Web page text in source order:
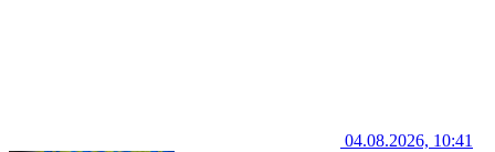
04.08.2026, 10:41